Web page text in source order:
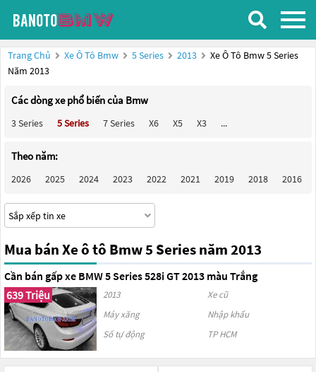
Trang Chủ Xe Ô Tô Bmw 5 Series 2013
Xe Ô Tô Bmw 5 Series
Năm 2013
Các dòng xe phổ biến của Bmw
3 Series 5 Series 7 Series X6 X5 X3 ...
Theo năm:
2026 2025 2024 2023 2022 2021 2019 2018 2016
Mua bán Xe ô tô Bmw 5 Series năm 2013
Cần bán gấp xe BMW 5 Series 528i GT 2013 màu Trắng
639 Triệu
2013
Xe cũ
Máy xăng
Nhập khẩu
Số tự động
TP HCM